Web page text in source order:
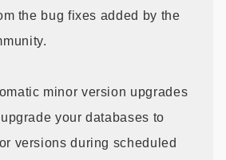
the bug fixes added by the
minor version upgrades
your databases to
versions during scheduled